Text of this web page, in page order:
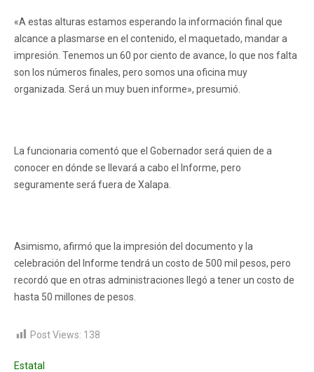
«A estas alturas estamos esperando la información final que
alcance a plasmarse en el contenido, el maquetado, mandar a
impresión. Tenemos un 60 por ciento de avance, lo que nos falta
son los números finales, pero somos una oficina muy
organizada. Será un muy buen informe», presumió.
La funcionaria comentó que el Gobernador será quien de a
conocer en dónde se llevará a cabo el Informe, pero
seguramente será fuera de Xalapa.
Asimismo, afirmó que la impresión del documento y la
celebración del Informe tendrá un costo de 500 mil pesos, pero
recordó que en otras administraciones llegó a tener un costo de
hasta 50 millones de pesos.
Post Views: 138
Estatal